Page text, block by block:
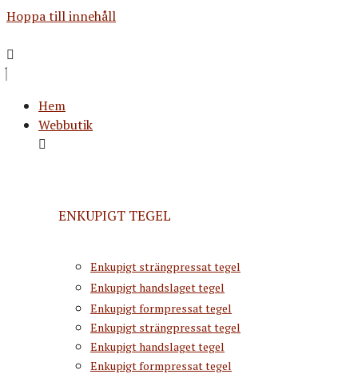
Hoppa till innehåll
Hem
Webbutik
ENKUPIGT TEGEL
Enkupigt strängpressat tegel
Enkupigt handslaget tegel
Enkupigt formpressat tegel
Enkupigt strängpressat tegel
Enkupigt handslaget tegel
Enkupigt formpressat tegel